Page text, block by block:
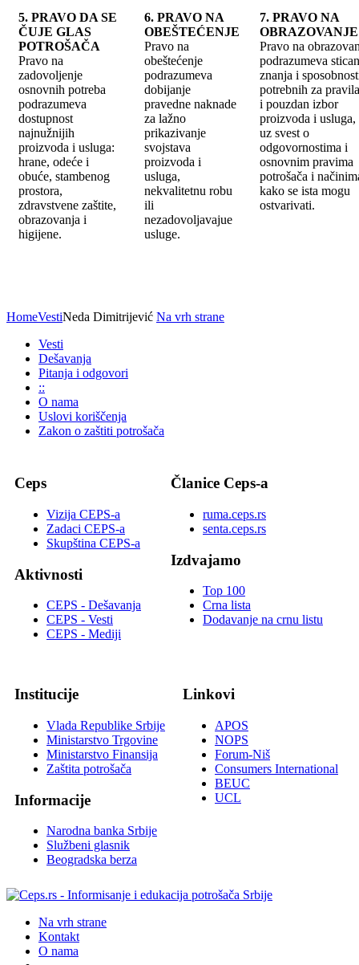
5. PRAVO DA SE
ČUJE GLAS
POTROŠAČA
Pravo na
zadovoljenje
osnovnih potreba
podrazumeva
dostupnost
najnužnijih
proizvoda i usluga:
hrane, odeće i
obuće, stambenog
prostora,
zdravstvene zaštite,
obrazovanja i
higijene.
6. PRAVO NA
OBEŠTEĆENJE
Pravo na
obeštećenje
podrazumeva
dobijanje
pravedne naknade
za lažno
prikazivanje
svojstava
proizvoda i
usluga,
nekvalitetnu robu
ili
nezadovoljavajue
usluge.
7. PRAVO NA
OBRAZOVANJE
Pravo na
podrazumeva
znanja i
potrebnih za
i pouzdan izbor
proizvoda i usluga,
uz svest o
odgovornostima i
osnovnim pravima
potrošača i
kako se ista mogu
ostvarivati.
HomeVestiNeda Dimitrijević Na vrh strane
Vesti
Dešavanja
Pitanja i odgovori
::
O nama
Uslovi koriščenja
Zakon o zaštiti potrošača
Ceps
Vizija CEPS-a
Zadaci CEPS-a
Skupština CEPS-a
Aktivnosti
CEPS - Dešavanja
CEPS - Vesti
CEPS - Mediji
Članice Ceps-a
ruma.ceps.rs
senta.ceps.rs
Izdvajamo
Top 100
Crna lista
Dodavanje na crnu listu
Institucije
Vlada Republike Srbije
Ministarstvo Trgovine
Ministarstvo Finansija
Zaštita potrošača
Informacije
Narodna banka Srbije
Službeni glasnik
Beogradska berza
Linkovi
APOS
NOPS
Forum-Niš
Consumers International
BEUC
UCL
Na vrh strane
Kontakt
O nama